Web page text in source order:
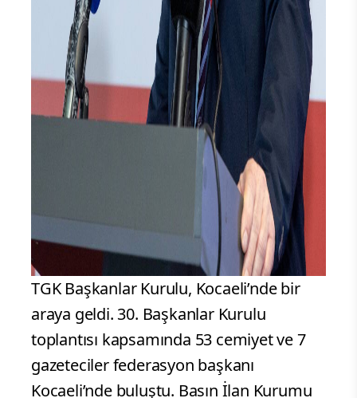
TGK Başkanlar Kurulu, Kocaeli’nde bir araya geldi. 30. Başkanlar Kurulu toplantısı kapsamında 53 cemiyet ve 7 gazeteciler federasyon başkanı Kocaeli’nde buluştu. Basın İlan Kurumu (BİK) Genel Müdürü Abdulkadir Çay’ın da katılım gösterdiği programa yoğun ilgi vardı. Burada bir konuşma yapan BİK Genel Müdürü Çay, küresel dijital platformlarının medya üzerindeki tahakkümüne karşı emeği görünür kılan ve adil gelir paylaşımı sağlayan bir sistemin inşasının büyük önem taşıdığını vurguladı. TGK’nın 30. Başkanlar kuruluna BİK Genel Müdürü Abdulkadir Çay’ın yanı sıra, TGK Genel Başkanı Nuri Kolaylı, BİK Yönetim Kurulu Üyesi Mehmet Müftüoğlu ile Mehmet Ergün, BİK Genel Müdür Yardımcısı İbrahim Delibaş, BİK Sakarya Bölge Müdürü İbrahim Çorbacı ile gazeteciler federasyon başkanları, cemiyet başkanları ve gazeteciler katıldı. TGK ÖNEMLİ BİR ROL ÜSTLENİYOR Yaptığı konuşmasında basın temsilcileriyle bir arada olmaktan duyduğu memnuniyeti dile getiren Çay, Türkiye Gazeteciler Konfederasyonu’nun basın dernek ve cemiyetlerini aynı çatı altında buluşturarak, mesleğin kurumsal hafızasının korunmasında son derece önemli bir misyon üstlendiğini kaydetti. 65 yıllık köklü bir kurum olan Basın İlan Kurumu’nun (BİK) basının yanında yer almayı ve sektörün güçlenerek geleceğe daha sağlam adımlarla ilerlemesi için çalışmalarını kararlılıkla sürdürdüğünü belirten Çay, benimsedikleri temel ilkenin “Sahada karşılığı olan, hissedilen ve somut sonuçlar üreten politikalar” olduğunu ifade etti. Genel Müdür Çay, “Bu anlayışla; sahaya inen, dinleyen ve çözümü birlikte inşa eden bir yönetim modeli ortaya koyduk. Basın temsilcilerimizle, kamu kurumlarımızla ve akademik çevrelerle yürüttüğümüz temasları, karar alma süreçlerimizin ayrılmaz bir parçası haline getirdik” diye aktardı. BİK Genel Müdürü Çay şöyle devam etti; 6 MİLYAR TL KAMU DESTEĞİ SAĞLADIK Göreve başladığımız günden bu yana benimsediğimiz temel yaklaşım ise nettir; sahada karşılığı olan, hissedilen ve somut sonuçlar üreten politikalar. Bu anlayışla; sahaya inen, dinleyen ve çözümü birlikte inşa eden bir yönetim modeli ortaya koyduk. Basın temsilcilerimizle, kamu kurumlarımızla ve akademik çevrelerle yürüttüğümüz temasları, karar alma süreçlerimizin ayrılmaz bir parçası haline getirdik. Bugün geldiğimiz noktada açıkça görüyoruz ki, basın sektörü çok katmanlı bir dönüşüm süreci yaşamaktadır. Bu dönüşüm üç temel başlıkta kendini göstermektedir. 2025 yılı itibarıyla görev alanımızdaki 2 binin üzerindeki süreli yayına sağlanan kamu desteği 6 milyar TL’yi aşmıştır. Sektörün, kurumsal ve ekonomik yapısını güçlendirmesi için resmi ilan ve reklam gelirlerinin yanında yeni gelir modelleri oluşturması önem taşımaktadır. DİJİTAL DÖNÜŞÜM VE MESLEK ETİĞİ Medya; içerik üretimi, editoryal süreçler, algoritma bağımlılığı ile yapay zekâ ve insan arasındaki rol dağılımı da dâhil olmak üzere yeniden yapılanma süreci içerisindedir. Uluslararası ölçekte yaşanan bu dönüşüme; gelir yapıları, ölçülebilirlik ve kullanıcı etkileşimi gibi birçok katmanda uyum sağlamak temel ödevlerimiz arasında yer almalıdır. Üçüncü başlığımız ise; meslek etiği! Bugün gazetecilik yalnızca hız değil; doğruluk, güvenilirlik ve etik sorumluluk demektir. Küresel dezenformasyon mücadelelerinin arttığı bir dönemde, toplumun doğru haber alma hakkını korumak her zamankinden daha büyük bir sorumluluk haline gelmiştir. Tabii burada bir parantez açmak istiyorum. Özellikle 7 Ekim’le birlikte başlayan İsrail’in Gazze soykırımı; bize uluslararası normlar olarak dayatılan birçok hususun içinin boş olduğunu gösterdi. Dolayısıyla kendi kültürümüzde, kendi temel değerlerimizde yer alan anlayışla uluslararası normların ötesinde bir değer dünyasına erişebileceğimiz kanaatindeyim. 7.5 MİLYAR TL’LİK KREDİ İMKANI Özellikle uluslararası hukukun, insan haklarının ve beraberinde sözde batı toplumları tarafından dile getirilen birçok değer yargısının aslında sadece kendilerini korumaya yönelik ifade edilen hususlar olduğunu görmüş olduk. Dolayısıyla, biz kendi toplumumuzun köklü geçmişinde yer alan kültürel dinamiklerimize ayaklarımızı sabitleyerek, vizyoner bir bakışla hep birlikte çalışarak daha öteye erişebileceğimiz kanaatindeyim. Bu yaklaşımı açıkçası çok kıymetli buluyorum. Basın İlan Kurumu olarak bu gerçeklik karşısında rehberlik eden ve çözüm üreten bir anlayışla hareket ediyoruz. Finansal sürdürülebilirlik kapsamında Kredi Garanti Fonu iş birliğiyle hayata geçirdiğimiz ve 2 binden fazla süreli yayını kapsayan 7,5 milyar TL’lik kredi imkânı, sektörümüzün yatırım kapasitesini güçlendiren önemli bir adım olmuştur. BİK ANALİTİKLE OBJEKTİF ÖLÇÜMLEME Bunun yanı sıra, basın çalışanlarına yönelik yardımları sosyal sorumluluk anlayışımız doğrultusunda yüzde 50 oranında artırırken, 2026 yılı için Basın Derneklerine Yardım Fonuna 7 milyon 200 bin TL tahsis ettik. Basın sektöründe çeşitliliğin ve çoğulcu yapının korunması amacıyla 2026 yılı içerisinde azınlık gazetelerine 471 bin Türk Lirası yardım yapılmasını kararlaştırdık. Dijital alanda ise okur odaklı çalışmalarımızı sürdürüyoruz. BİK Analitik sistemiyle sağlanan objektif ölçümleme, doğru veriyi esas alan bir medya ekosisteminin oluşmasına katkı sağlamaktadır. Mesleki gelişim alanında düzenlediğimiz eğitim programları ve özellikle yapay zekâ ile dijital yetkinliklere odaklanan çalışmalarımız, gazeteciliğin yeni dönemine hazırlık açısından büyük önem taşımaktadır. Yine bu çerçevede 9 Ocak’ta tertip ettiğimiz Dijital Dönüşüm Çağında Habercilik: Yapay Zekâ ve Dijital Yetkinlikler paneli çok önemliydi, katılımlarınız için tekrar ben teşekkür ediyorum. Bu tür programları çeşitli vesilelerle icra etmeyi düşünüyoruz. NİTELİKLİ İNSAN KAYNAĞI ÖNCELİĞİMİZ Kurumumuzun görünürlüğünün artması; tüm sektöre değer katacaktır ve sektörü de daha iyi noktalara taşıyacaktır diye düşünüyorum. Üniversitelerle kurduğumuz iş birliklerini de bu çerçevede stratejik bir adım olarak görüyoruz. Akademik bilgi ile saha tecrübesini buluşturmak; nitelikli insan kaynağı yetiştirmek ve genç iletişimcilere daha fazla staj imkânı sunmak, öncelikli hedeflerimiz arasındadır. Öte yandan, basın çalışanlarımızın sosyal ve mesleki haklarını güçlendirmeye yönelik adımları da hayata geçiriyoruz. Çalışan Gazeteciler Günü vesilesiyle sağladığımız çeşitli ayrıcalıklar, basın emekçilerimizin yanında olma irademizin somut bir göstergesidir. Bu yaklaşımı dönemsel değil, kalıcı bir anlayış olarak sürdürüyoruz. ADİL BİR GELİR PAYLAŞIMI SİSTEMİ Günümüzde medya düzenini en fazla etkileyen unsurlardan biri de küresel teknoloji platformlarının artan ağırlığıdır. Bu konuyu yakından gözlemliyoruz. Google ve Meta gibi şirketlerin dijital reklam gelirleri üzerindeki tahakkümü, yerel ve ulusal basın açısından ciddi bir sorun oluşturmaktadır. Bunun yanında Google’ın Şubat ayında devreye aldığı Overviews ve AI Modun; okur alışkanlıklarına yönelik olası etkilerini de analiz ediyoruz. Tüm bu gelişmeleri değerlendirdiğimizde, içerik üreticisinin hakkını koruyan, emeği görünür kılan ve adil gelir paylaşımını sağlayan bir sistemin inşası büyük önem taşımaktadır. Telif haklarına ilişkin yürütülen çalışmalar da bu açıdan kritik bir süreci ifade etmektedir. Özellikle vurgulamak istiyorum: İletişim Başkanımız Sayın Prof. Dr. Burhanettin Duran’a, basın sektörünü doğrudan ilgilendiren tüm konu başlıklarında bizlere verdiği kıymetli desteklerinden ötürü teşekkürlerimi arz ediyorum. Aynı şekilde akademik çevrelerle kurduğumuz temaslar, sorunlara daha kalıcı ve bilimsel çözümler geliştirmemize imkân tanımaktadır. BİK OLARAK SİZLERİN YANINDAYIZ Basın; demokrasimizin vazgeçilmez unsurlarından biridir. Güçlü bir basın; güçlü bir toplum ve sağlıklı bir kamuoyu demektir. Ancak demokrasiyi bir yerlerden ülkemize getirmek gibi bir telaşımızın, gayretimizin olmaması gerektiğine inanmıyorum. Gerek Ukrayna-Rusya savaşında gerek Hürmüz Boğazı'nda yaşanan krizde, gerek İsrail’in Gazze’de yaşattığı soykırımda uluslararası toplum doğru bir imtihan veremezken, ülkemiz her daim barıştan yana tavrını koymuştur. Dolayısıyla, birilerinin Demokles’in kılıcı gibi tepemizde “Demokrasi demokrasi” diye bize ders vermeye kalkmasının hadsizlik olduğunu düşünüyorum. Ülkemiz bu konuda yeterli kapasiteye de sahiptir, yeterli liderlik potansiyelini de taşımaktadır. Bu noktada Cumhurbaşkanımızın tecrübesi ve liderliği bizim için çok kıymetli; bunu da bu vesileyle ifade etmek istiyorum. Bizler Basın İlan Kurumu olarak; sektörün yanında duran, sorunları ertelemeyen ve birlikte çözüm üreten bir anlayışla çalışmalarımızı sürdürüyoruz. İnanıyoruz ki ortak akıl, güçlü iş birliği ve kararlı bir vizyonla Türk basını bu dönüşüm sürecinden daha da güçlenerek çıkacaktır” dedi. TGK BAŞKANI; “MESLEK YASASI TERCİH DEĞİL ARTIK BİR ZORUNLULUKTUR” Medyanın sorunlarını dile getiren açıklamalarda bulunan Türkiye Gazeteciler konfederasyonu (TGK) Genel Başkanı Nuri Kolaylı ise, “Öncelikle altını özellikle çizmek isterim ki, basın sektörünün en temel yapısal eksikliği, gazetecilik mesleğini tanımlayan ve mesleki standartları belirleyen kapsamlı bir yasal düzenlemenin hâlâ bulunmamasıdır. Bugün gazeteciliğe giriş kriterleri net değildir. Bu durum, mesleğin denetimsiz şekilde yapılabilmesine yol açmaktadır” dedi. Kolaylı konuşmasını; “Sonuç olarak mesleki nitelik zayıflamakta, etik ihlaller artmakta ve en önemlisi kamuoyunun doğru bilgiye erişimi zarar görmektedir. Dijital medyanın hızla yaygınlaştığı bir çağda, sorumluluk taşımayan içeriklerin çoğalması bu sorunu daha da büyütmektedir. Bu nedenle gazetecilik mesleğini açıkça tanımlayan, mesleki yeterlilikleri belirleyen ve gazetecilerin haklarını koruyan bir meslek yasası artık bir tercih değil, zorunluluktur. Ancak bu yasa, özgürlüğü sınırlayan değil, özgürlüğü güçlendiren bir anlayışla hazırlanmalıdır. “BASININ YAŞAM ALANI KISITLANIYOR” Yerel basının ekonomik sürdürülebilirliği de en önemli gündem başlıklarımızdan biridir. Hepimizin bildiği gibi, yerel basın için resmî ilan ve reklam gelirleri adeta bir can damarıdır. Ancak son yıllarda ilanların